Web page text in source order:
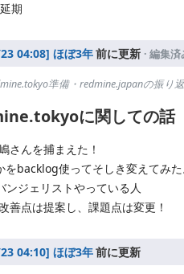
期
ほぼ3年前に更新 · 編集済
準備・redmine.japanの振り
に関しての話
さんを捕まえた！
backlog使ってそしき変えてみた
ジェリストやっている人
善点は提案し、課題点は変更！
ほぼ3年前に更新